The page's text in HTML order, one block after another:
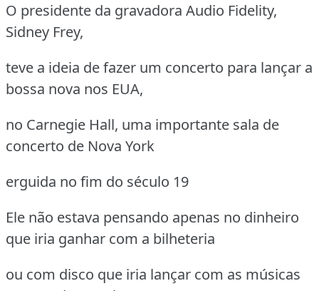
O presidente da gravadora Audio Fidelity,
Sidney Frey,
teve a ideia de fazer um concerto para lançar a
bossa nova nos EUA,
no Carnegie Hall, uma importante sala de
concerto de Nova York
erguida no fim do século 19
Ele não estava pensando apenas no dinheiro
que iria ganhar com a bilheteria
ou com disco que iria lançar com as músicas